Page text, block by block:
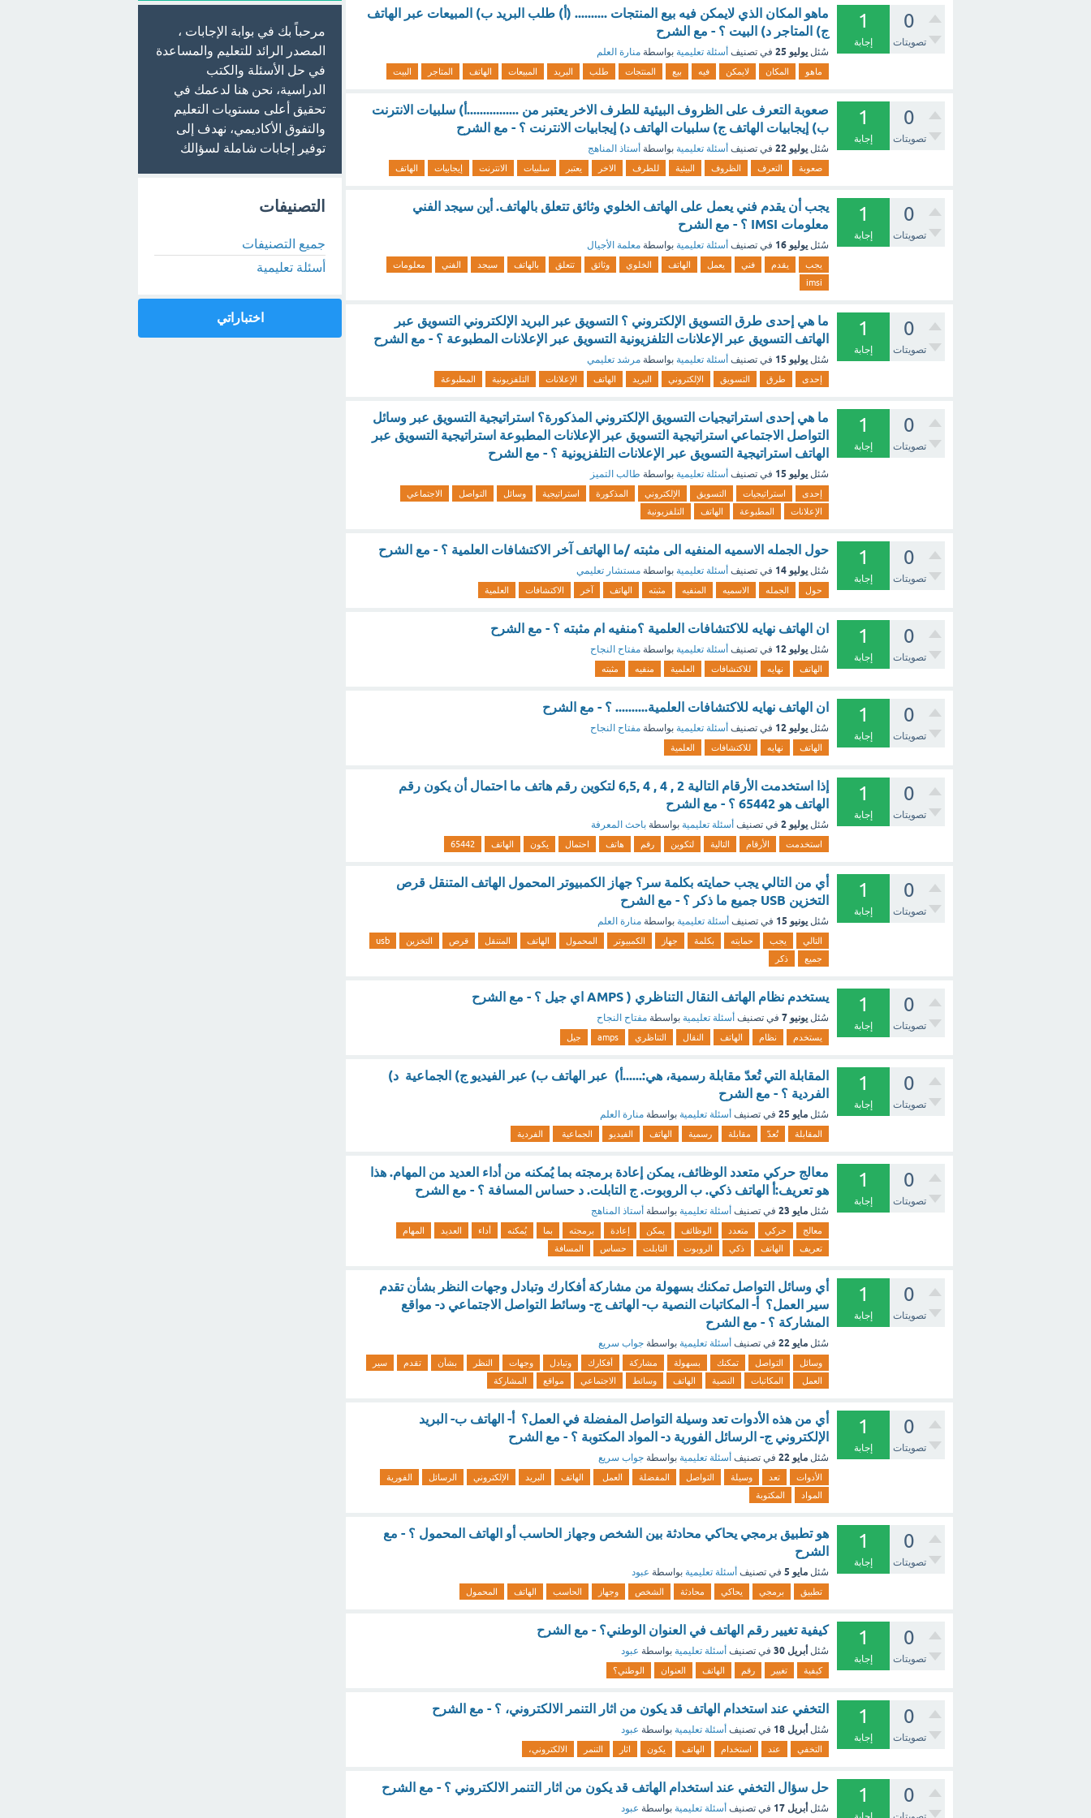
0
تصويتات
1
إجابة
ماهو المكان الذي لايمكن فيه بيع المنتجات .......... (أ) طلب البريد ب) المبيعات عبر الهاتف
ج) المتاجر د) البيت ؟ - مع الشرح
سُئل يوليو 25 في تصنيف أسئلة تعليمية بواسطة منارة العلم
ماهو المكان لايمكن فيه بيع المنتجات طلب البريد المبيعات الهاتف المتاجر البيت
0
تصويتات
1
إجابة
صعوبة التعرف على الظروف البيئية للطرف الاخر يعتبر من ................أ) سلبيات الانترنت
ب) إيجابيات الهاتف ج) سلبيات الهاتف د) إيجابيات الانترنت ؟ - مع الشرح
سُئل يوليو 22 في تصنيف أسئلة تعليمية بواسطة أستاذ المناهج
صعوبة التعرف الظروف البيئية للطرف الاخر يعتبر سلبيات الانترنت إيجابيات الهاتف
0
تصويتات
1
إجابة
يجب أن يقدم فني يعمل على الهاتف الخلوي وثائق تتعلق بالهاتف. أين سيجد الفني
معلومات IMSI ؟ - مع الشرح
سُئل يوليو 16 في تصنيف أسئلة تعليمية بواسطة معلمة الأجيال
يجب يقدم فني يعمل الهاتف الخلوي وثائق تتعلق بالهاتف سيجد الفني
معلومات
imsi
0
تصويتات
1
إجابة
ما هي إحدى طرق التسويق الإلكتروني ؟ التسويق عبر البريد الإلكتروني التسويق عبر
الهاتف التسويق عبر الإعلانات التلفزيونية التسويق عبر الإعلانات المطبوعة ؟ - مع الشرح
سُئل يوليو 15 في تصنيف أسئلة تعليمية بواسطة مرشد تعليمي
إحدى طرق التسويق الإلكتروني البريد الهاتف الإعلانات التلفزيونية المطبوعة
0
تصويتات
1
إجابة
ما هي إحدى استراتيجيات التسويق الإلكتروني المذكورة؟ استراتيجية التسويق عبر وسائل
التواصل الاجتماعي استراتيجية التسويق عبر الإعلانات المطبوعة استراتيجية التسويق عبر
الهاتف استراتيجية التسويق عبر الإعلانات التلفزيونية ؟ - مع الشرح
سُئل يوليو 15 في تصنيف أسئلة تعليمية بواسطة طالب التميز
إحدى استراتيجيات التسويق الإلكتروني المذكورة استراتيجية وسائل التواصل
الاجتماعي
الإعلانات
المطبوعة الهاتف التلفزيونية
0
تصويتات
1
إجابة
حول الجمله الاسميه المنفيه الى مثبته /ما الهاتف آخر الاكتشافات العلمية ؟ - مع الشرح
سُئل يوليو 14 في تصنيف أسئلة تعليمية بواسطة مستشار تعليمي
حول الجمله الاسميه المنفيه مثبته الهاتف آخر الاكتشافات العلمية
0
تصويتات
1
إجابة
ان الهاتف نهايه للاكتشافات العلمية ؟منفيه ام مثبته ؟ - مع الشرح
سُئل يوليو 12 في تصنيف أسئلة تعليمية بواسطة مفتاح النجاح
الهاتف نهايه للاكتشافات العلمية منفيه مثبته
0
تصويتات
1
إجابة
ان الهاتف نهايه للاكتشافات العلمية.......... ؟ - مع الشرح
سُئل يوليو 12 في تصنيف أسئلة تعليمية بواسطة مفتاح النجاح
الهاتف نهايه للاكتشافات العلمية
0
تصويتات
1
إجابة
إذا استخدمت الأرقام التالية 2 , 4 , 4 ,6,5 لتكوين رقم هاتف ما احتمال أن يكون رقم
الهاتف هو 65442 ؟ - مع الشرح
سُئل يوليو 2 في تصنيف أسئلة تعليمية بواسطة باحث المعرفة
استخدمت الأرقام التالية لتكوين رقم هاتف احتمال يكون الهاتف 65442
0
تصويتات
1
إجابة
أي من التالي يجب حمايته بكلمة سر؟ جهاز الكمبيوتر المحمول الهاتف المتنقل قرص
التخزين USB جميع ما ذكر ؟ - مع الشرح
سُئل يونيو 15 في تصنيف أسئلة تعليمية بواسطة منارة العلم
التالي يجب حمايته بكلمة جهاز الكمبيوتر المحمول الهاتف المتنقل قرص التخزين
usb
جميع
ذكر
0
تصويتات
1
إجابة
يستخدم نظام الهاتف النقال التناظري ( AMPS اي جيل ؟ - مع الشرح
سُئل يونيو 7 في تصنيف أسئلة تعليمية بواسطة مفتاح النجاح
يستخدم نظام الهاتف النقال التناظري amps جيل
0
تصويتات
1
إجابة
المقابلة التي تُعدّ مقابلة رسمية، هي:......أ) عبر الهاتف ب) عبر الفيديو ج) الجماعية د)
الفردية ؟ - مع الشرح
سُئل مايو 25 في تصنيف أسئلة تعليمية بواسطة منارة العلم
المقابلة تُعدّ مقابلة رسمية الهاتف الفيديو الجماعية الفردية
0
تصويتات
1
إجابة
معالج حركي متعدد الوظائف، يمكن إعادة برمجته بما يُمكنه من أداء العديد من المهام. هذا
هو تعريف:أ الهاتف ذكي. ب الروبوت. ج التابلت. د حساس المسافة ؟ - مع الشرح
سُئل مايو 23 في تصنيف أسئلة تعليمية بواسطة أستاذ المناهج
معالج حركي متعدد الوظائف يمكن إعادة برمجته بما يُمكنه أداء العديد
المهام
تعريف
الهاتف ذكي الروبوت التابلت حساس المسافة
0
تصويتات
1
إجابة
أي وسائل التواصل تمكنك بسهولة من مشاركة أفكارك وتبادل وجهات النظر بشأن تقدم
سير العمل؟ أ- المكاتبات النصية ب- الهاتف ج- وسائط التواصل الاجتماعي د- مواقع
المشاركة ؟ - مع الشرح
سُئل مايو 22 في تصنيف أسئلة تعليمية بواسطة جواب سريع
وسائل التواصل تمكنك بسهولة مشاركة أفكارك وتبادل وجهات النظر بشأن تقدم
سير
العمل
المكاتبات النصية الهاتف وسائط الاجتماعي مواقع المشاركة
0
تصويتات
1
إجابة
أي من هذه الأدوات تعد وسيلة التواصل المفضلة في العمل؟ أ- الهاتف ب- البريد
الإلكتروني ج- الرسائل الفورية د- المواد المكتوبة ؟ - مع الشرح
سُئل مايو 22 في تصنيف أسئلة تعليمية بواسطة جواب سريع
الأدوات تعد وسيلة التواصل المفضلة العمل الهاتف البريد الإلكتروني الرسائل
الفورية
المواد
المكتوبة
0
تصويتات
1
إجابة
هو تطبيق برمجي يحاكي محادثة بين الشخص وجهاز الحاسب أو الهاتف المحمول ؟ - مع
الشرح
سُئل مايو 5 في تصنيف أسئلة تعليمية بواسطة عبود
تطبيق برمجي يحاكي محادثة الشخص وجهاز الحاسب الهاتف المحمول
0
تصويتات
1
إجابة
كيفية تغيير رقم الهاتف في العنوان الوطني؟ - مع الشرح
سُئل أبريل 30 في تصنيف أسئلة تعليمية بواسطة عبود
كيفية تغيير رقم الهاتف العنوان الوطني؟
0
تصويتات
1
إجابة
التخفي عند استخدام الهاتف قد يكون من اثار التنمر الالكتروني، ؟ - مع الشرح
سُئل أبريل 18 في تصنيف أسئلة تعليمية بواسطة عبود
التخفي عند استخدام الهاتف يكون اثار التنمر الالكتروني،
0
1 حل سؤال التخفي عند استخدام الهاتف قد يكون من اثار التنمر الالكتروني ؟ - مع الشرح
سُئل أبريل 17 في تصنيف أسئلة تعليمية بواسطة عبود
مرحباً بك في بوابة الإجابات ،
المصدر الرائد للتعليم والمساعدة
في حل الأسئلة والكتب
الدراسية، نحن هنا لدعمك في
تحقيق أعلى مستويات التعليم
والتفوق الأكاديمي، نهدف إلى
توفير إجابات شاملة لسؤالك
التصنيفات
جميع التصنيفات
أسئلة تعليمية
اختباراتي